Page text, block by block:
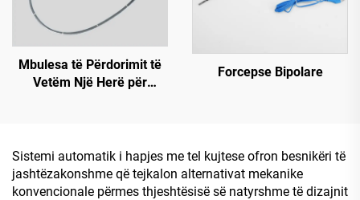
Mbulesa të Përdorimit të
Vetëm Një Herë për
Forcepse Bipolare
Sistemi automatik i hapjes me tel kujtese ofron besnikëri të
jashtëzakonshme që tejkalon alternativat mekanike
konvencionale përmes thjeshtësisë së natyrshme të dizajnit